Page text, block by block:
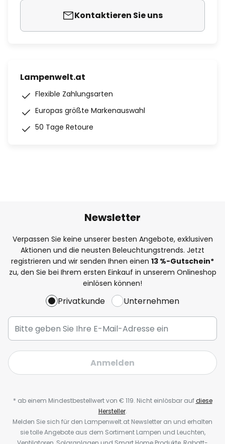
Kontaktieren Sie uns
Lampenwelt.at
Flexible Zahlungsarten
Europas größte Markenauswahl
50 Tage Retoure
Newsletter
Verpassen Sie keine unserer besten Angebote, exklusiven
Aktionen und die neusten Beleuchtungstrends. Jetzt
registrieren und wir senden Ihnen einen 13 %-Gutschein*
zu, den Sie bei Ihrem ersten Einkauf in unserem Onlineshop
einlösen können!
Privatkunde Unternehmen
Anmelden
* ab einem Mindestbestellwert von € 119. Nicht einlösbar aufdiese
Hersteller.
Melden Sie sich für den Lampenwelt.at Newsletter an und erhalten
sie tolle Angebote aus dem Sortiment Lampen und Leuchten,